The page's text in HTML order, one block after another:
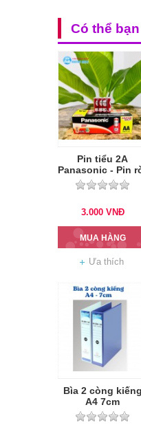
Có thể
Pin tiểu 2A
Panasonic - Pin
hộp
3.000 VNĐ
MUA HÀNG
Ưa thích
Bìa 2 còng kiếng
A4 7cm